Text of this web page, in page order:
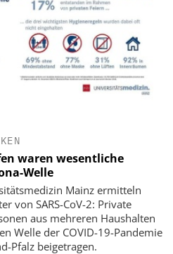
waren wesentliche
Welle
Mainz ermitteln
von SARS-CoV-2: Private
aus mehreren Haushalten
Welle der COVID-19-Pandemie
Pfalz beigetragen.